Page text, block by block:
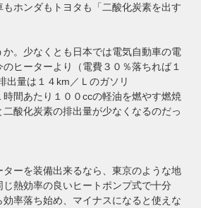
ホンダもトヨタも「二酸化炭素を出す
。少なくとも日本では電気自動車の電
ヒーターより（電費３０％落ちれば１
出量は１４km／Ｌのガソリ
時間あたり１００ccの軽油を燃やす燃焼
酸化炭素の排出量が少なくなるのだっ
ーを装備出来るなら、東京のような地
熱効率の良いヒートポンプ式で十分
効率落ち始め、マイナスになると使えな